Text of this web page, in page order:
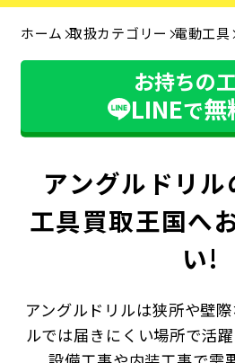
ホーム 取扱カテゴリー 電動工具
お持ちの
LINEで無
アングルドリル
工具買取王国へ
い!
アングルドリルは狭所や壁
ルでは届きにくい場所で活躍